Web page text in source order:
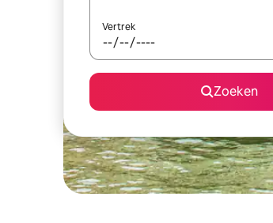
Vertrek
Zoeken